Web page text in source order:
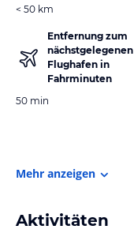
< 50 km
Entfernung zum
nächstgelegenen
Flughafen in
Fahrminuten
50 min
Mehr anzeigen
Aktivitäten